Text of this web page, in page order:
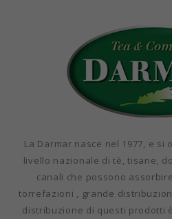
La Darmar nasce nel 1977, e si
livello nazionale di tè, tisane,
canali che possono
torrefazioni , grande
distribuzione di questi prodotti